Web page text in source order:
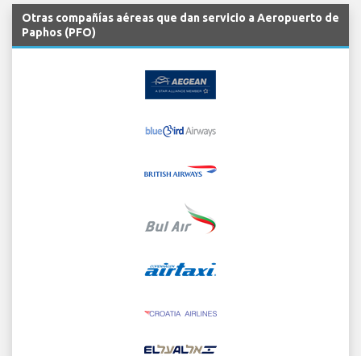
Otras compañías aéreas que dan servicio a Aeropuerto de
Paphos (PFO)